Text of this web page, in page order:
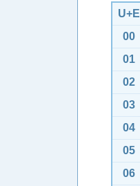
U+E
00
01
02
03
04
05
06